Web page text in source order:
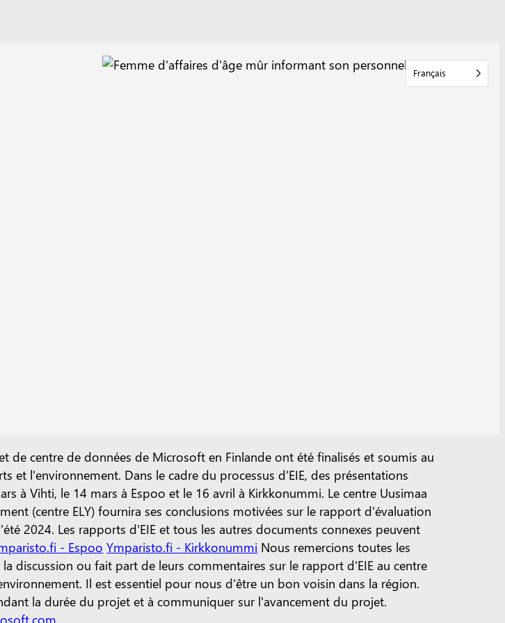
Français
centre de données de Microsoft en Finlande ont été finalisés et soumis au
et l'environnement. Dans le cadre du processus d'EIE, des présentations
à Vihti, le 14 mars à Espoo et le 16 avril à Kirkkonummi. Le centre Uusimaa
(centre ELY) fournira ses conclusions motivées sur le rapport d'évaluation
2024. Les rapports d'EIE et tous les autres documents connexes peuvent
- Espoo Ymparisto.fi - Kirkkonummi Nous remercions toutes les
discussion ou fait part de leurs commentaires sur le rapport d'EIE au centre
Il est essentiel pour nous d'être un bon voisin dans la région.
la durée du projet et à communiquer sur l'avancement du projet.